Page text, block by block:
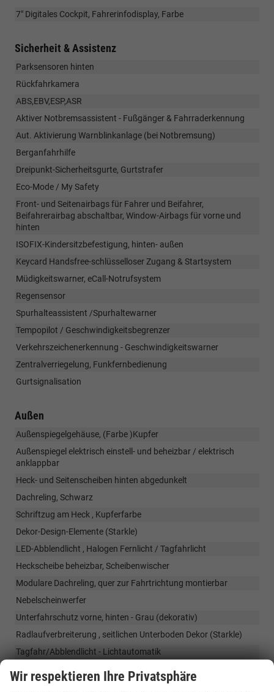
7" Digitales Cockpit, Fahrerinfodisplay, Farbe
Sicherheit & Assistenz
Parksensoren hinten
Rückfahrkamera
ABS,EBV,ESP,ASR
Aktiver Notbremsassistent - Fußgänger & Fahrraderkennung
Aut. Aktivierung Warnblinkanlage (bei Notbremsung)
Berganfahrhilfe
Dreipunkt-Sicherheitsgurte, Gurtstrafer
Eco-Mode / My Safety
Front- und Seitenairbags für Fahrer und Beifahrer,
Beifahrerairbag abschaltbar, Window-Airbags für vorne und
hinten
ISOFIX-Kindersitzbefestigung, hinten- außen
Keycard Handsfree-schlüsselloser Zugang & Startsystem
Müdigkeitswarner, eCall-Notrufsystem
Regensensor
Spurhalteassistent /Spurhaltewarner
Tempopilot / Geschwindigkeitsbegrenzer
Verkehrszeichenerkennung - Geschwindigkeitswarner
Zentralverriegelung, Funkfernbedienung
Gurtsignalisation
Außen
Außenspiegelgehäuse, (Farbe )Kupfer
Außenspiegel elektrisch einstell- und beheizbar / elektrisch
anklappbar
Heck- und Seitenscheiben hinten abgedunkelt
Dachreling, Schwarz
Schriftzug am Heck , Kupferfarbe
Dekor-Design-Elemente (Starkle)
LED-Abblendlicht , Halogen Fernlicht / Tagfahrlicht
Heckscheibe beheizbar, Scheibenwischer
Modulare Dachreling, quer zur Fahrtrichtung montierbar
Nebelscheinwerfer
Unterfahrschutz vorne, hinten - Grau (dekorativ)
Radlaufverbreiterung , seitlichen Unterboden Dekor (Starkle)
Tagfahr/Abblendlicht - Lichtautomatik
Räder & Technik
Wir respektieren Ihre Privatsphäre